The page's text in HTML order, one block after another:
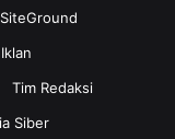
SiteGround
Tim Redaksi
Siber